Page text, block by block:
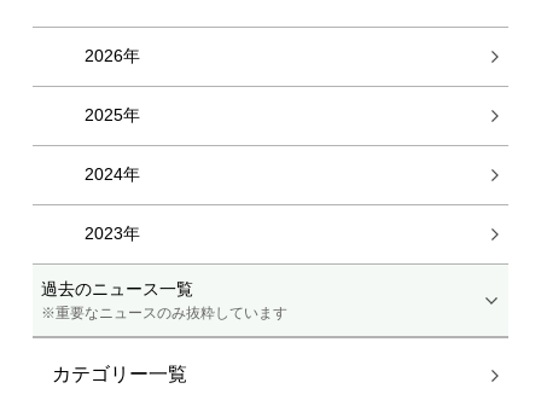
過去のニュース一覧
※重要なニュースのみ抜粋しています
2026年
2025年
2024年
2023年
カテゴリー一覧